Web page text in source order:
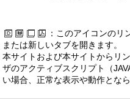
：このアイコンのリ
または新しいタブを開きます。
本サイトおよび本サイトからリ
ザのアクティブスクリプト（
い場合、正常な表示や動作とな